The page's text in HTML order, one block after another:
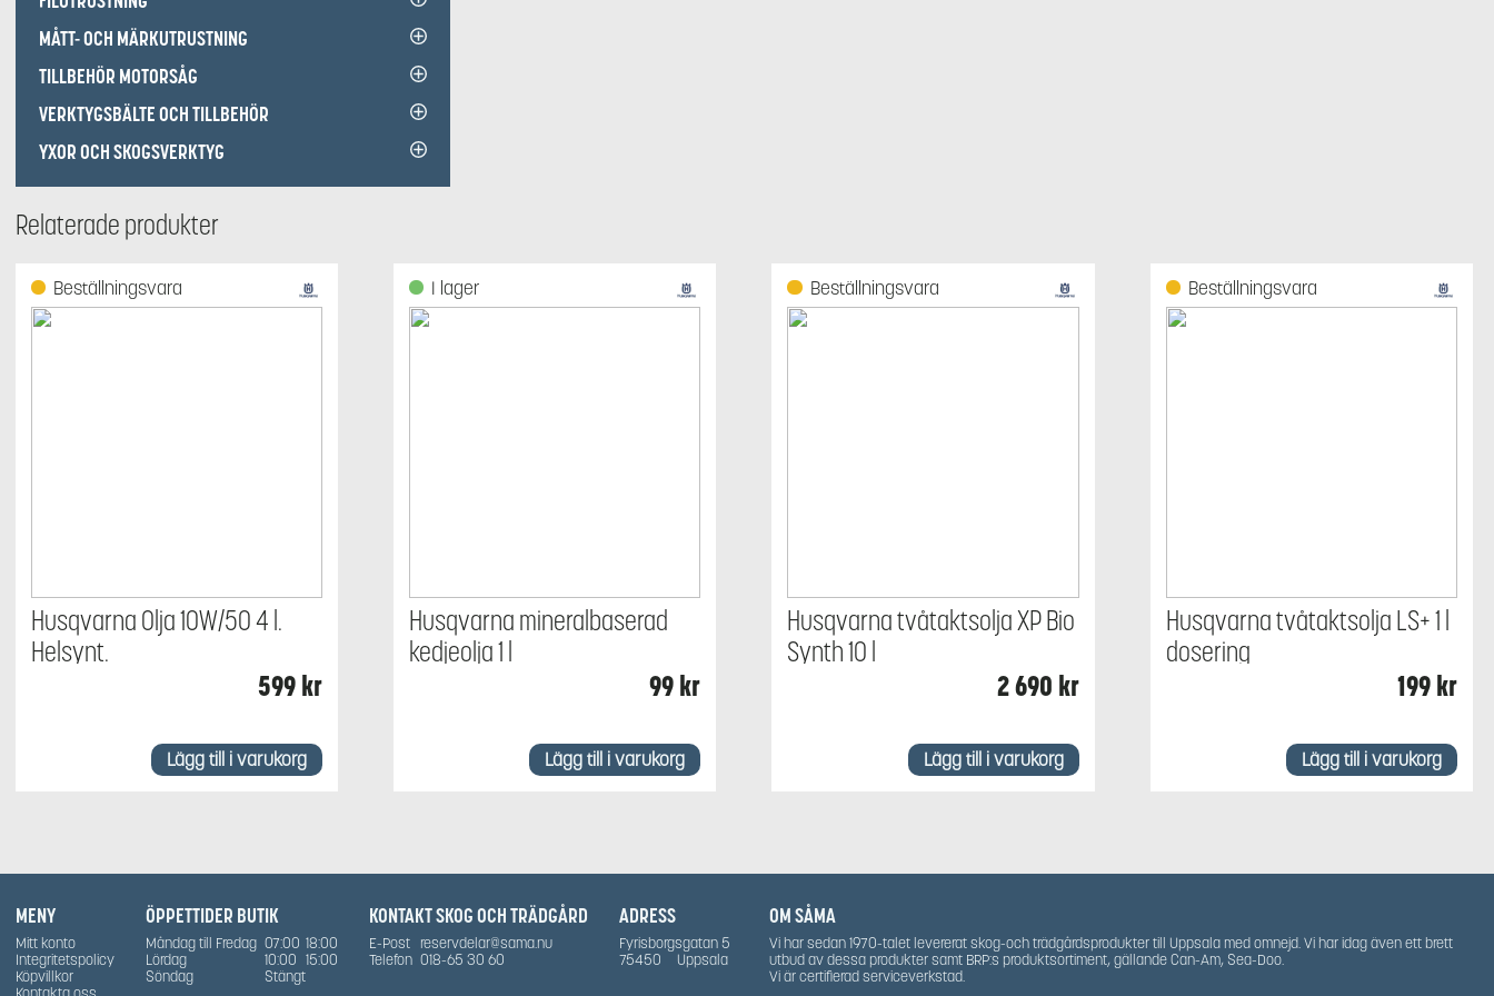
MÅTT- OCH MÄRKUTRUSTNING
TILLBEHÖR MOTORSÅG
VERKTYGSBÄLTE OCH TILLBEHÖR
YXOR OCH SKOGSVERKTYG
Relaterade produkter
Husqvarna Olja 10W/50 4 l.
Helsynt.
599kr
Beställningsvara
Lägg till i varukorg
Husqvarna mineralbaserad
kedjeolja 1 l
99kr
I lager
Lägg till i varukorg
Husqvarna tvåtaktsolja XP Bio
Synth 10 l
2 690 kr
Beställningsvara
Lägg till i varukorg
Husqvarna tvåtaktsolja LS+ 1 l
dosering
199kr
Beställningsvara
Lägg till i varukorg
MENY
Mitt konto
Integritetspolicy
Köpvillkor
ÖPPETTIDER BUTIK
Måndag till Fredag 07:00 18:00
Lördag
10:00 15:00
Söndag
Stängt
ADRESS
Fyrisborgsgatan 5
75450
Uppsala
KONTAKT SKOG OCH TRÄDGÅRD
E-Post reservdelar@sama.nu
Telefon 018-65 30 60
OM SÅMA
Vi har sedan 1970-talet levererat skog-och trädgårdsprodukter till Uppsala med omnejd. Vi har idag även ett brett
utbud av dessa produkter samt BRP:s produktsortiment, gällande Can-Am, Sea-Doo.
Vi är certifierad serviceverkstad.